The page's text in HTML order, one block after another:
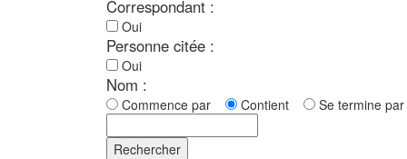
Correspondant :
Oui
Personne citée :
Oui
Nom :
Commence par Contient Se termine par
Rechercher